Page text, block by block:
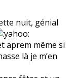
nuit, génial
aprem même si
là je m’en